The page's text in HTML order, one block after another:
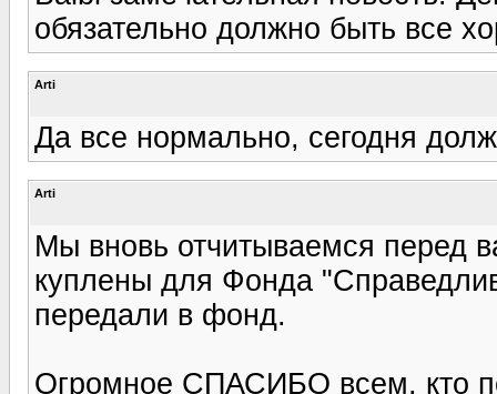
обязательно должно быть все
Arti
Да все нормально, сегодня
Arti
Мы вновь отчитываемся перед
куплены для Фонда
передали в фонд.
Огромное СПАСИБО всем, кто